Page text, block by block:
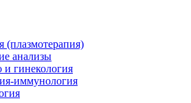
(плазмотерапия)
анализы
гинекология
иммунология